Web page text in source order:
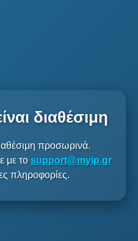
διαθέσιμη
προσωρινά.
με το support@myip.gr
πληροφορίες.